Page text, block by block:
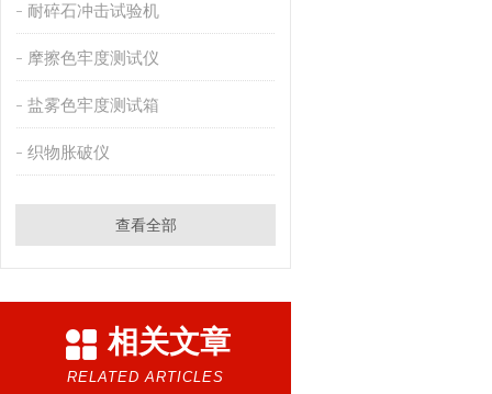
耐碎石冲击试验机
摩擦色牢度测试仪
盐雾色牢度测试箱
织物胀破仪
查看全部
相关文章
RELATED ARTICLES